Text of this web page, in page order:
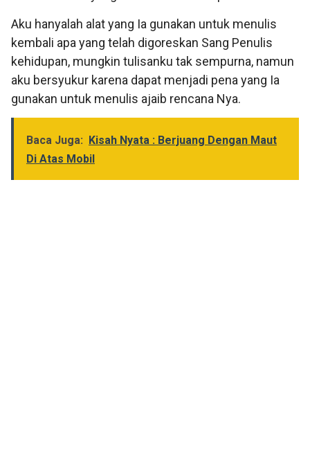
Aku hanyalah alat yang Ia gunakan untuk menulis
kembali apa yang telah digoreskan Sang Penulis
kehidupan, mungkin tulisanku tak sempurna, namun
aku bersyukur karena dapat menjadi pena yang Ia
gunakan untuk menulis ajaib rencana Nya.
Baca Juga:
Kisah Nyata : Berjuang Dengan Maut
Di Atas Mobil